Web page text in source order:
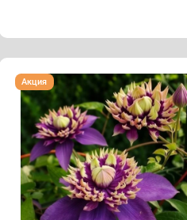
Клематис
Тайга
Акция